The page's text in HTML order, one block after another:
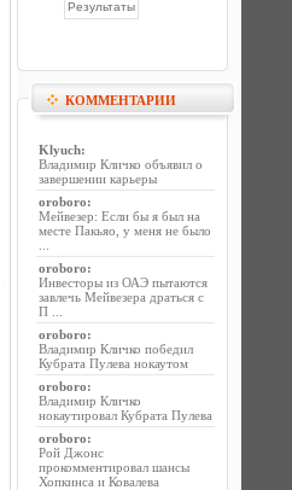
КОММЕНТАРИИ
Klyuch:
Владимир Кличко объявил о
завершении карьеры
oroboro:
Мейвезер: Если бы я был на
месте Пакьяо, у меня не было
oroboro:
Инвесторы из ОАЭ пытаются
завлечь Мейвезера драться с
П ...
oroboro:
Владимир Кличко победил
Кубрата Пулева нокаутом
oroboro:
Владимир Кличко
нокаутировал Кубрата Пулева
oroboro:
Рой Джонс
прокомментировал шансы
Хопкинса и Ковалева